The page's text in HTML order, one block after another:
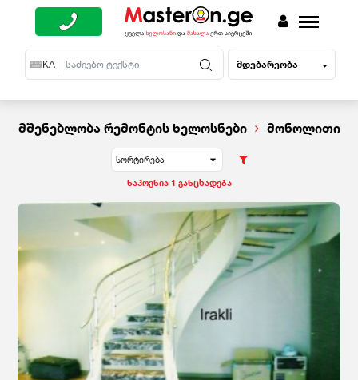
EN KA RU მდებარეობა
მშენებლობა რემონტის ხელოსნები მონოლითი
სორტირება
ნაპოვნია 1 განცხადება